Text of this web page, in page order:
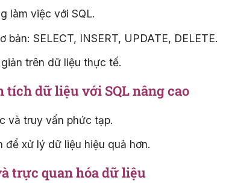
làm việc với SQL.
bản: SELECT, INSERT, UPDATE, DELETE.
trên dữ liệu thực tế.
tích dữ liệu với SQL nâng cao
và truy vấn phức tạp.
xử lý dữ liệu hiệu quả hơn.
trực quan hóa dữ liệu